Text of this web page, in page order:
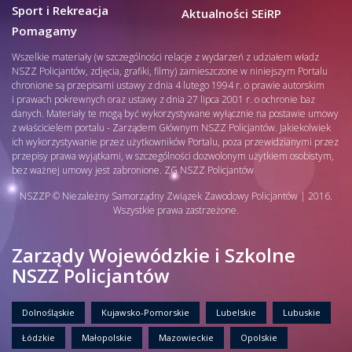
Sport i Rekreacja
Pomagamy
Aktualności SEiRP
Wszelkie materiały (w szczególności relacje z wydarzeń z udziałem władz
NSZZ Policjantów, zdjęcia, grafiki, filmy) zamieszczone w niniejszym Portalu
chronione są przepisami ustawy z dnia 4 lutego 1994 r. o prawie autorskim
i prawach pokrewnych oraz ustawy z dnia 27 lipca 2001 r. o ochronie baz
danych. Materiały te mogą być wykorzystywane wyłącznie na postawie umowy
z właścicielem portalu - Zarządem Głównym NSZZ Policjantów. Jakiekolwiek
ich wykorzystywanie przez użytkowników Portalu, poza przewidzianymi przez
przepisy prawa wyjątkami, w szczególności dozwolonym użytkiem osobistym,
bez ważnej umowy jest zabronione. ZG NSZZ Policjantów
NSZZP © Niezależny Samorządny Związek Zawodowy Policjantów | 2016.
Wszystkie prawa zastrzeżone.
Zarządy Wojewódzkie i Szkolne
NSZZ Policjantów
Dolnośląskie Kujawsko-Pomorskie Lubelskie Lubuskie
Łódzkie Małopolskie Mazowieckie Opolskie